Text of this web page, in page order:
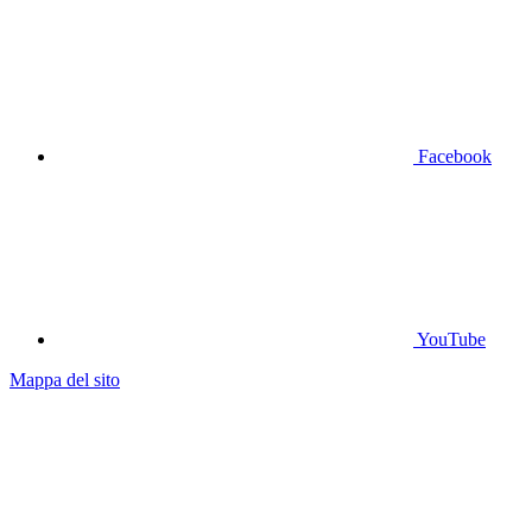
Facebook
YouTube
Mappa del sito